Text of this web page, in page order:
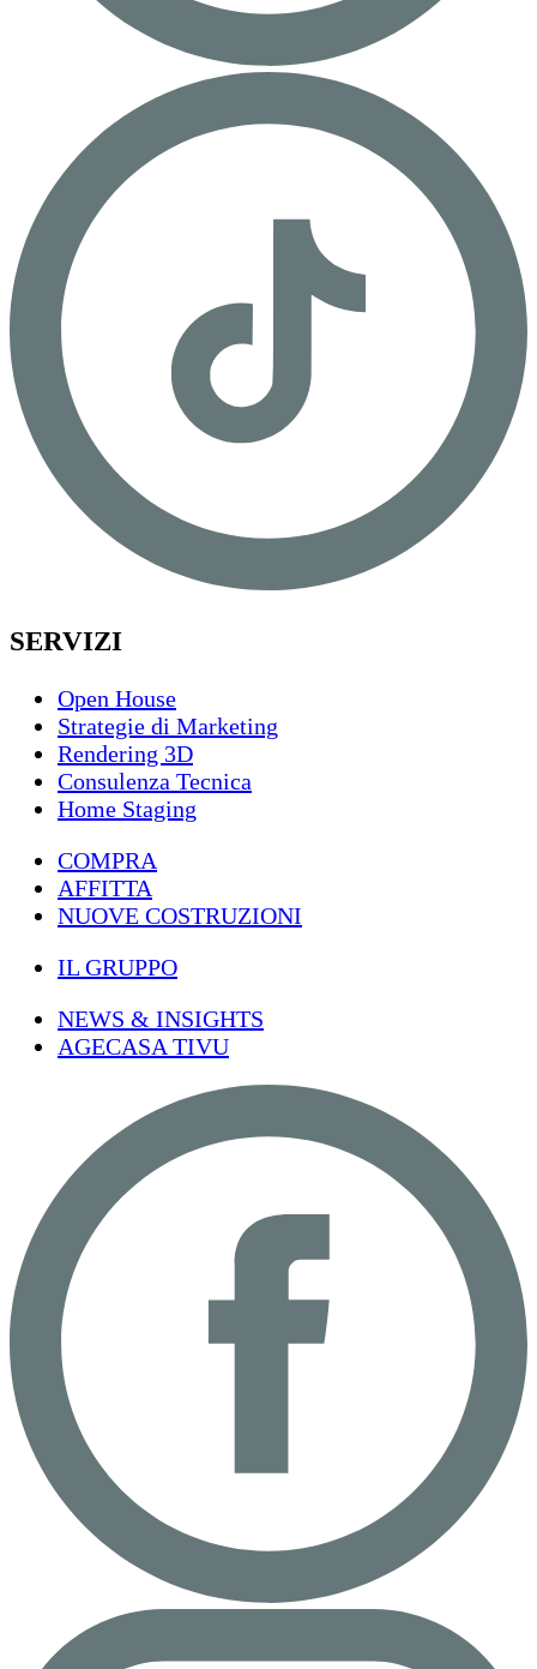
SERVIZI
Open House
Strategie di Marketing
Rendering 3D
Consulenza Tecnica
Home Staging
COMPRA
AFFITTA
NUOVE COSTRUZIONI
IL GRUPPO
NEWS & INSIGHTS
AGECASA TIVU